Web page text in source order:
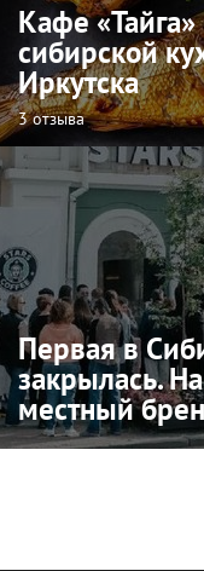
Кафе
сибирской
Иркутска
3 отзыва
Первая в
закрылась.
местный